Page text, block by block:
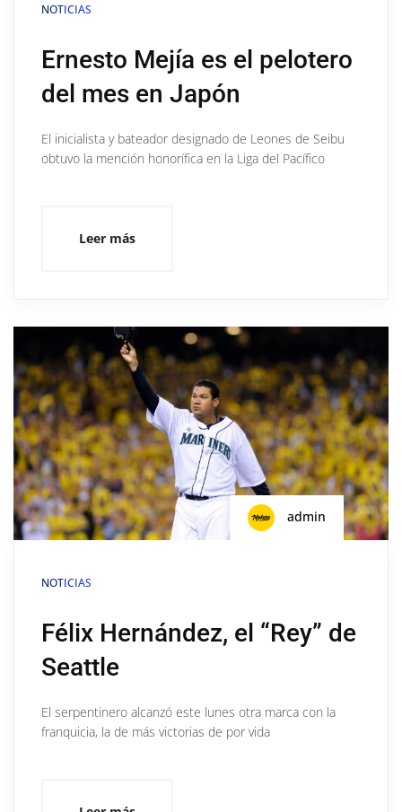
NOTICIAS
Ernesto Mejía es el pelotero
del mes en Japón
El inicialista y bateador designado de Leones de Seibu
obtuvo la mención honorífica en la Liga del Pacífico
Leer más
admin
NOTICIAS
Félix Hernández, el “Rey” de
Seattle
El serpentinero alcanzó este lunes otra marca con la
franquicia, la de más victorias de por vida